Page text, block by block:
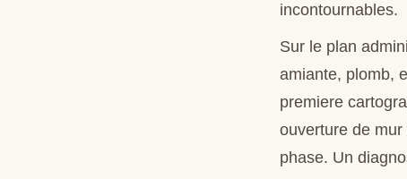
incontournables.
Sur le plan
amiante, plomb,
premiere
ouverture de
phase. Un